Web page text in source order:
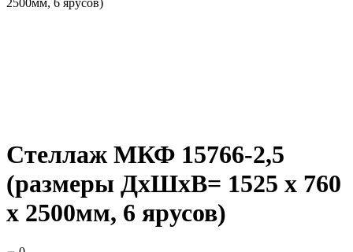
2500мм, 6 ярусов)
Стеллаж МКФ 15766-2,5
(размеры ДхШхВ= 1525 x 760
x 2500мм, 6 ярусов)